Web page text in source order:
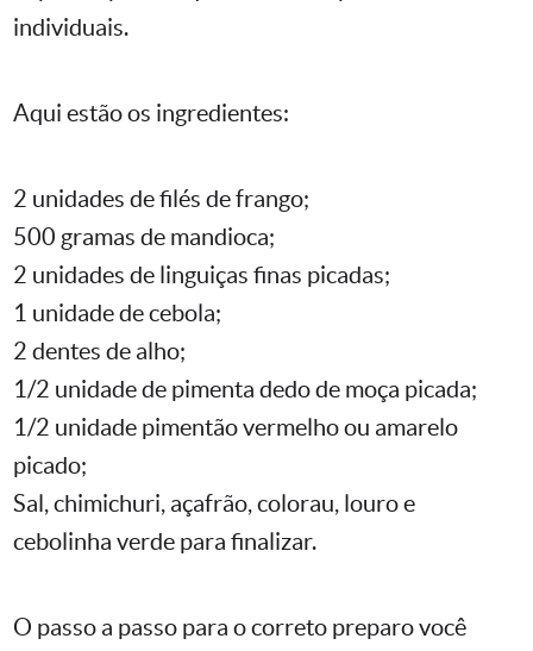
individuais.
Aqui estão os ingredientes:
2 unidades de filés de frango;
500 gramas de mandioca;
2 unidades de linguiças finas picadas;
1 unidade de cebola;
2 dentes de alho;
1/2 unidade de pimenta dedo de moça picada;
1/2 unidade pimentão vermelho ou amarelo
picado;
Sal, chimichuri, açafrão, colorau, louro e
cebolinha verde para finalizar.
O passo a passo para o correto preparo você